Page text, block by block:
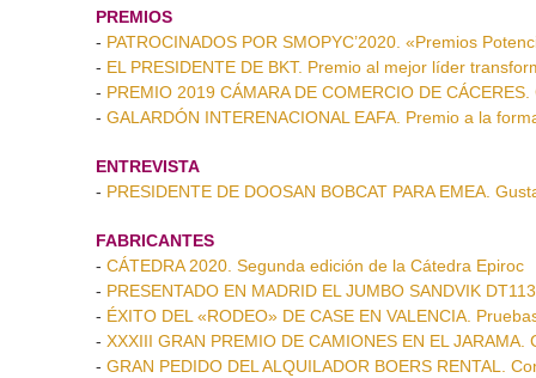
PREMIOS
- PATROCINADOS POR SMOPYC’2020. «Premios
- EL PRESIDENTE DE BKT. Premio al mejor líder
- PREMIO 2019 CÁMARA DE COMERCIO DE
- GALARDÓN INTERENACIONAL EAFA. Premio a la
ENTREVISTA
- PRESIDENTE DE DOOSAN BOBCAT PARA EMEA.
FABRICANTES
- CÁTEDRA 2020. Segunda edición de la Cátedra Epiroc
- PRESENTADO EN MADRID EL JUMBO SANDVIK
- ÉXITO DEL «RODEO» DE CASE EN VALENCIA.
- XXXIII GRAN PREMIO DE CAMIONES EN EL
- GRAN PEDIDO DEL ALQUILADOR BOERS RENTAL.